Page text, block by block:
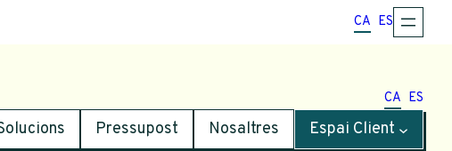
ES
CA
ES
CA
Pressupost Nosaltres Espai Client